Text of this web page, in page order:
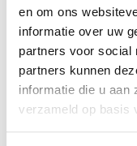
en om ons
informatie over uw
partners voor social
partners kunnen
informatie die u aan
verzameld op basis